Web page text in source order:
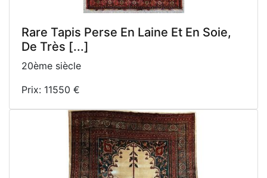
Rare Tapis Perse En Laine Et En Soie,
De Très [...]
20ème siècle
Prix: 11550 €